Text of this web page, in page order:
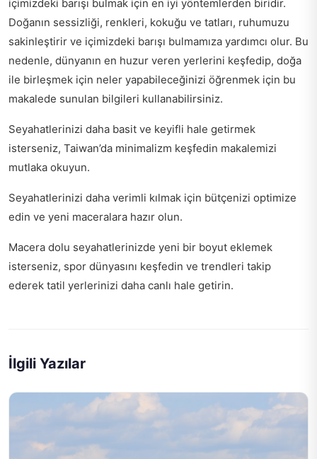
içimizdeki barışı bulmak için en iyi yöntemlerden biridir.
Doğanın sessizliği, renkleri, kokuğu ve tatları, ruhumuzu
sakinleştirir ve içimizdeki barışı bulmamıza yardımcı olur. Bu
nedenle, dünyanın en huzur veren yerlerini keşfedip, doğa
ile birleşmek için neler yapabileceğinizi öğrenmek için bu
makalede sunulan bilgileri kullanabilirsiniz.
Seyahatlerinizi daha basit ve keyifli hale getirmek
isterseniz, Taiwan’da minimalizm keşfedin makalemizi
mutlaka okuyun.
Seyahatlerinizi daha verimli kılmak için bütçenizi optimize
edin ve yeni maceralara hazır olun.
Macera dolu seyahatlerinizde yeni bir boyut eklemek
isterseniz, spor dünyasını keşfedin ve trendleri takip
ederek tatil yerlerinizi daha canlı hale getirin.
İlgili Yazılar